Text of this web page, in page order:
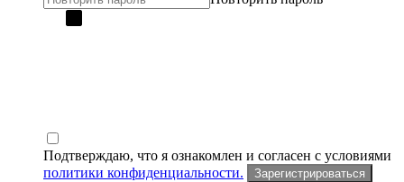
Подтверждаю, что я ознакомлен и согласен с условиями
политики конфиденциальности.
Зарегистрироваться